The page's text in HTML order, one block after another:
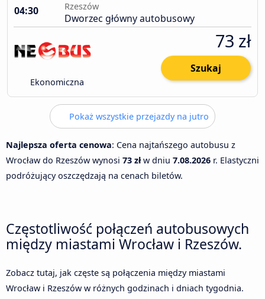
04:30
Rzeszów
Dworzec główny autobusowy
Ekonomiczna
73 zł
Szukaj
Pokaż wszystkie przejazdy na jutro
Najlepsza oferta cenowa: Cena najtańszego autobusu z
Wrocław do Rzeszów wynosi 73 złw dniu 7.08.2026 r. Elastyczni
podróżujący oszczędzają na cenach biletów.
Częstotliwość połączeń autobusowych
między miastami Wrocław i Rzeszów.
Zobacz tutaj, jak częste są połączenia między miastami
Wrocław i Rzeszów w różnych godzinach i dniach tygodnia.